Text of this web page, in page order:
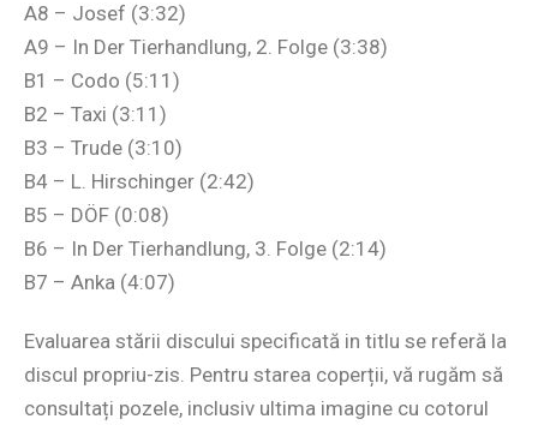
A8 – Josef (3:32)
A9 – In Der Tierhandlung, 2. Folge (3:38)
B1 – Codo (5:11)
B2 – Taxi (3:11)
B3 – Trude (3:10)
B4 – L. Hirschinger (2:42)
B5 – DÖF (0:08)
B6 – In Der Tierhandlung, 3. Folge (2:14)
B7 – Anka (4:07)
Evaluarea stării discului specificată in titlu se referă la
discul propriu-zis. Pentru starea coperții, vă rugăm să
consultați pozele, inclusiv ultima imagine cu cotorul